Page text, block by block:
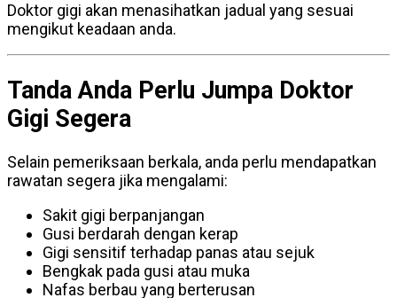
Doktor gigi akan menasihatkan jadual yang sesuai
mengikut keadaan anda.
Tanda Anda Perlu Jumpa Doktor
Gigi Segera
Selain pemeriksaan berkala, anda perlu mendapatkan
rawatan segera jika mengalami:
Sakit gigi berpanjangan
Gusi berdarah dengan kerap
Gigi sensitif terhadap panas atau sejuk
Bengkak pada gusi atau muka
Nafas berbau yang berterusan